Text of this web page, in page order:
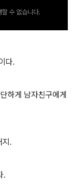
수 없습니다.
다.
하게 남자친구에게
지.
.